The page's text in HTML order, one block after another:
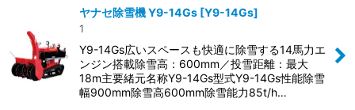
ヤナセ除雪機 Y9-14Gs [Y9-14Gs]
1
Y9-14Gs広いスペースも快適に除雪する14馬力エ
ンジン搭載除雪高：600mm／投雪距離：最大
18m主要緒元名称Y9-14Gs型式Y9-14Gs性能除雪
幅900mm除雪高600mm除雪能力85t/h…